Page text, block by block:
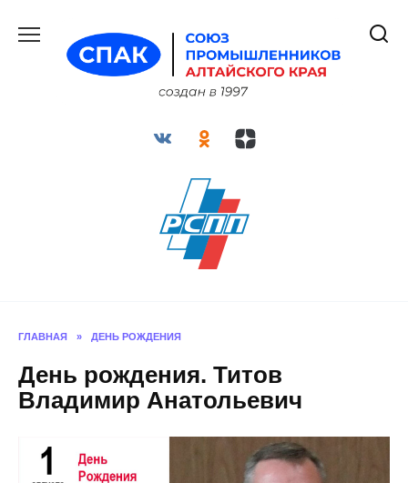
содержанию
ГЛАВНАЯ » ДЕНЬ РОЖДЕНИЯ
День рождения. Титов
Владимир Анатольевич